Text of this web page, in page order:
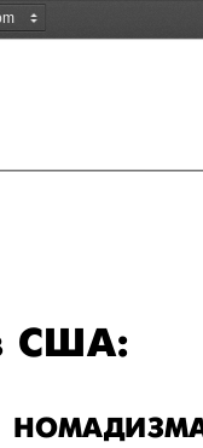
Сша: